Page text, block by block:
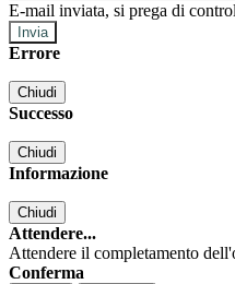
E-mail inviata, si prega di
Errore
Chiudi
Successo
Chiudi
Informazione
Chiudi
Attendere...
Attendere il completamento
Conferma